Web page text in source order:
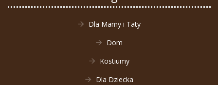
Dla Mamy i Taty
Dom
Kostiumy
Dla Dziecka